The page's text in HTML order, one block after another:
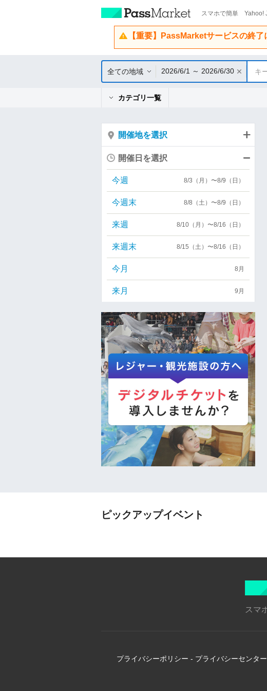
スマホで簡単 Yahoo!
【重要】PassMarketサービスの終了
全ての地域 2026/6/1 ～ 2026/6/30 キ
カテゴリ一覧
開催地を選択
開催日を選択
今週 8/3（月）〜8/9（日）
今週末 8/8（土）〜8/9（日）
来週 8/10（月）〜8/16（日）
来週末 8/15（土）〜8/16（日）
今月 8月
来月 9月
ピックアップイベント
スマ
プライバシーポリシー - プライバシーセンター